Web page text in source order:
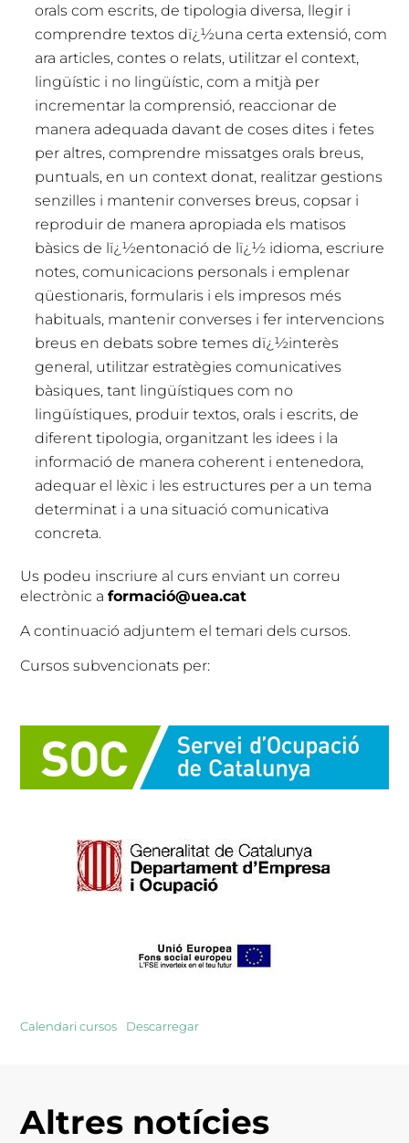
orals com escrits, de tipologia diversa, llegir i
comprendre textos dï¿½una certa extensió, com
ara articles, contes o relats, utilitzar el context,
lingüístic i no lingüístic, com a mitjà per
incrementar la comprensió, reaccionar de
manera adequada davant de coses dites i fetes
per altres, comprendre missatges orals breus,
puntuals, en un context donat, realitzar gestions
senzilles i mantenir converses breus, copsar i
reproduir de manera apropiada els matisos
bàsics de lï¿½entonació de lï¿½ idioma, escriure
notes, comunicacions personals i emplenar
qüestionaris, formularis i els impresos més
habituals, mantenir converses i fer intervencions
breus en debats sobre temes dï¿½interès
general, utilitzar estratègies comunicatives
bàsiques, tant lingüístiques com no
lingüístiques, produir textos, orals i escrits, de
diferent tipologia, organitzant les idees i la
informació de manera coherent i entenedora,
adequar el lèxic i les estructures per a un tema
determinat i a una situació comunicativa
concreta.
Us podeu inscriure al curs enviant un correu
electrònic aformació@uea.cat
A continuació adjuntem el temari dels cursos.
Cursos subvencionats per:
Calendari cursos Descarregar
Altres notícies